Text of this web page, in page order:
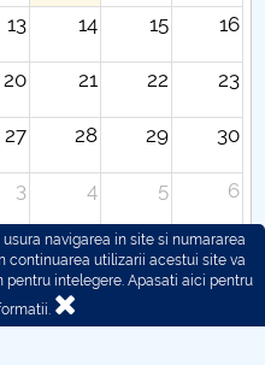
13 14 15 16
20 21 22 23
27 28 29 30
3 4 5 6
navigarea in site si numararea
continuarea utilizarii acestui site va
pentru intelegere. Apasati aici pentru